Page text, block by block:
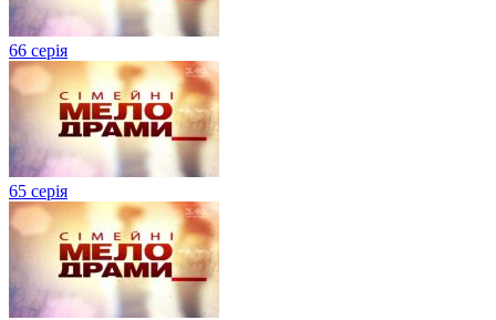
66 серія
65 серія